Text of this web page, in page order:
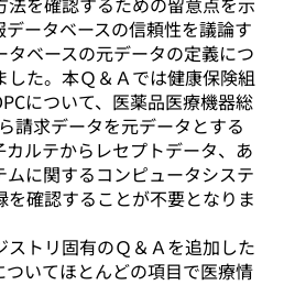
ータベースの信頼性を議論す
タベースの元データの定義につ
した。本Ｑ＆Ａでは健康保険組
について、医薬品医療機器総
請求データを元データとする
カルテからレセプトデータ、あ
ムに関するコンピュータシステ
確認することが不要となりま
トリ固有のＱ＆Ａを追加した
ついてほとんどの項目で医療情